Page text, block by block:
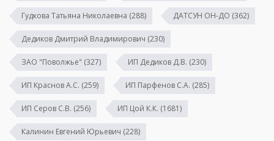
Гудкова Татьяна Николаевна (288) ДАТСУН ОН-ДО (362)
Дедиков Дмитрий Владимирович (230)
ЗАО "Поволжье" (327) ИП Дедиков Д.В. (230)
ИП Краснов А.С. (259) ИП Парфенов С.А. (285)
ИП Серов С.В. (256) ИП Цой К.К. (1681)
Калинин Евгений Юрьевич (228)